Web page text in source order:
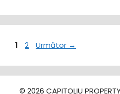
Pagina
1 Pagina
2 Următor →
© 2026 CAPITOLIU